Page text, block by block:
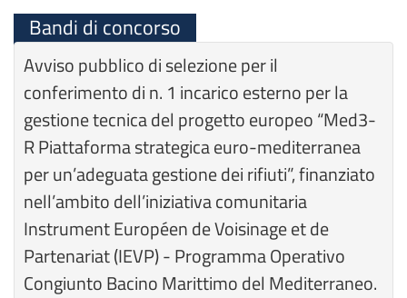
Bandi di concorso
Avviso pubblico di selezione per il
conferimento di n. 1 incarico esterno per la
gestione tecnica del progetto europeo “Med3-
R Piattaforma strategica euro-mediterranea
per un’adeguata gestione dei rifiuti”, finanziato
nell’ambito dell’iniziativa comunitaria
Instrument Européen de Voisinage et de
Partenariat (IEVP) - Programma Operativo
Congiunto Bacino Marittimo del Mediterraneo.